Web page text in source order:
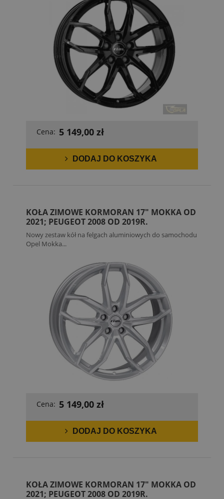
Cena: 5 149,00 zł
DODAJ DO KOSZYKA
KOŁA ZIMOWE KORMORAN 17" MOKKA OD
2021; PEUGEOT 2008 OD 2019R.
Nowy zestaw kół na felgach aluminiowych do samochodu
Opel Mokka...
Cena: 5 149,00 zł
DODAJ DO KOSZYKA
KOŁA ZIMOWE KORMORAN 17" MOKKA OD
2021; PEUGEOT 2008 OD 2019R.